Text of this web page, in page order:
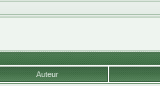
Auteur